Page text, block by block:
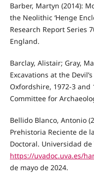
Barber, Martyn (2014):
the Neolithic ‘Henge
Research Report Series
England.
Barclay, Alistair; Gray,
Excavations at the
Oxfordshire, 1972-3
Committee for
Bellido Blanco, Antonio
Prehistoria Reciente de
Doctoral. Universidad
https://uvadoc.uva.es/
de mayo de 2024.